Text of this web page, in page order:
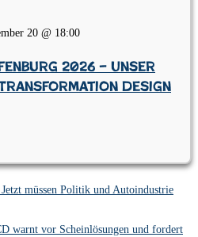
20 @ 18:00
2026 – Unser
Design
müssen Politik und Autoindustrie
warnt vor Scheinlösungen und fordert